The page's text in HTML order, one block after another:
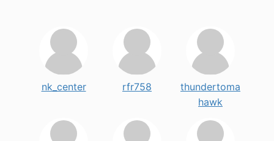
nk_center rfr758
thundertoma
hawk